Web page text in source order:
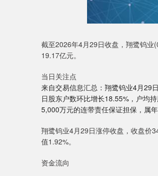
截至2026年4月29日收盘，翔鹭钨
19.17亿元。
当日关注点
来自交易信息汇总：翔鹭钨业4月29
日股东户数环比增长18.55%，户均
5,000万元的连带责任保证担保，属
翔鹭钨业4月29日涨停收盘，收盘价
值1.92%。
资金流向
上证指数